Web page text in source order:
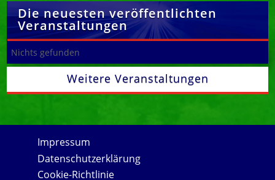
Die neuesten veröffentlichten
Veranstaltungen
Nichts gefunden
Weitere Veranstaltungen
Impressum
Datenschutzerklärung
Cookie-Richtlinie